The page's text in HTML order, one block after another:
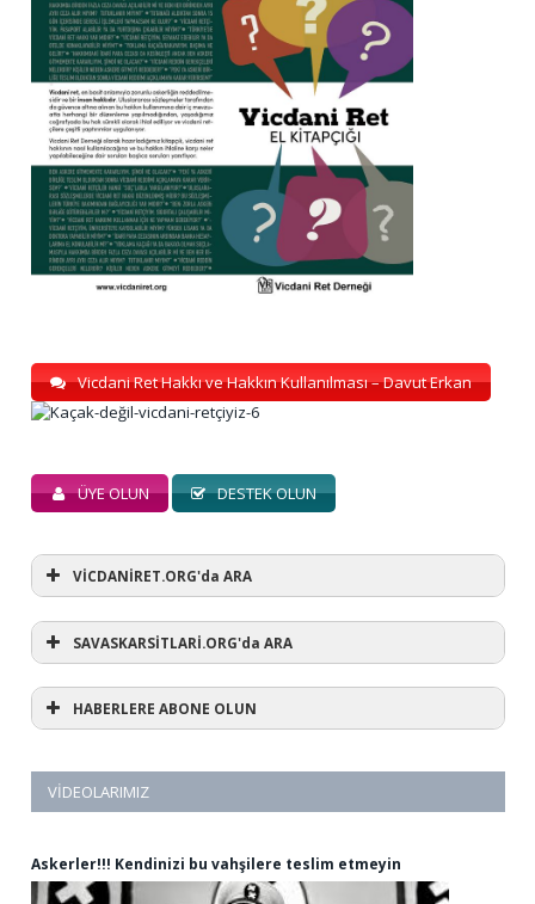
Vicdani Ret Hakkı ve Hakkın Kullanılması – Davut Erkan
ÜYE OLUN DESTEK OLUN
VİCDANİRET.ORG'da ARA
SAVASKARSİTLARİ.ORG'da ARA
HABERLERE ABONE OLUN
VIDEOLARIMIZ
Askerler!!! Kendinizi bu vahşilere teslim etmeyin